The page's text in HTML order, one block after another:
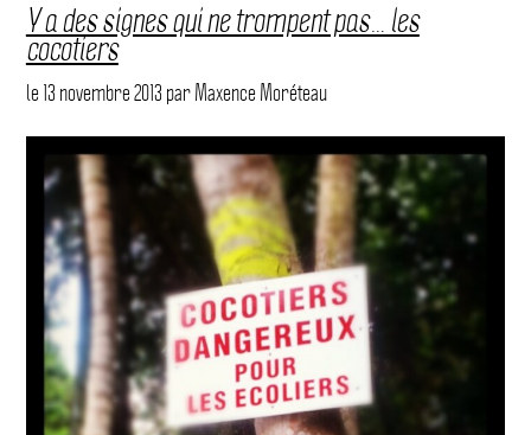
Y a des signes qui ne trompent pas… les
cocotiers
le 13 novembre 2013 parMaxence Moréteau